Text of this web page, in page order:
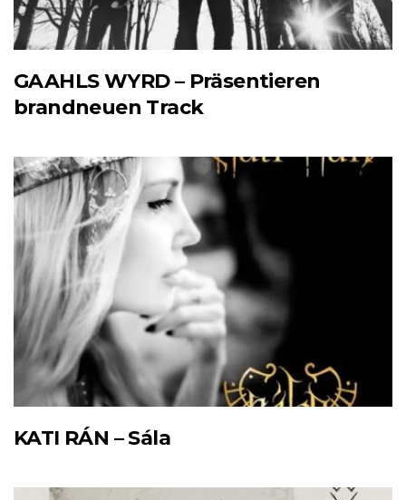
GAAHLS WYRD – Präsentieren
brandneuen Track
KATI RÁN – Sála